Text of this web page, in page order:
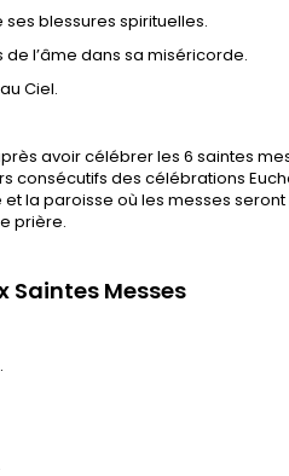
ses blessures spirituelles.
l’âme dans sa miséricorde.
Ciel.
avoir célébrer les 6 saintes
consécutifs des célébrations
la paroisse où les messes
prière.
Saintes Messes